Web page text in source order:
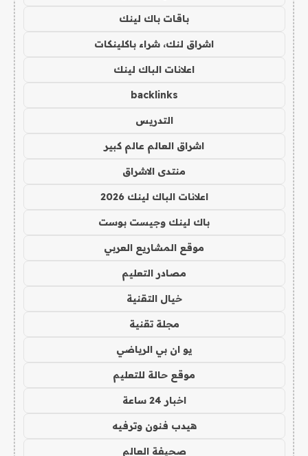
باقات باك لينك
اشراق لنك، شراء باكلينكات
اعلانات الباك لينك
backlinks
التدريس
اشراق العالم عالم كبير
منتدى الاشراق
اعلانات الباك لينك 2026
باك لينك وجيست بوست
موقع المشاريع العربي
مصادر التعليم
خيال التقنية
مجلة تقنية
يو ان بي الرياضي
موقع حالة للتعليم
اخبار 24 ساعة
هيدب فنون وترفيه
صحيفة العالم